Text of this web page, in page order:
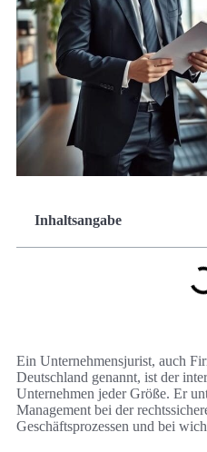
Inhaltsangabe
Ein Unternehmensjurist, auch
Deutschland genannt, ist der
Unternehmen jeder Größe. Er
Management bei der
Geschäftsprozessen und bei